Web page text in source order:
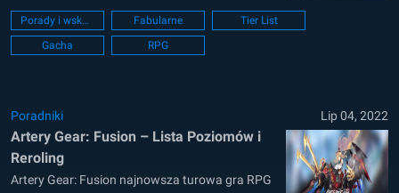
gracze, aby uzyskać przewagę nad innymi
graczami. Na tej liście poziomów dla Artery
Gear: Fusion, wymienimy niektóre z najlepszych
Porady i wskazówki Fabularne
Tier List
Gacha
RPG
Poradniki Lip 04, 2022
Artery Gear: Fusion – Lista Poziomów i
Reroling
Artery Gear: Fusion najnowsza turowa gra RPG